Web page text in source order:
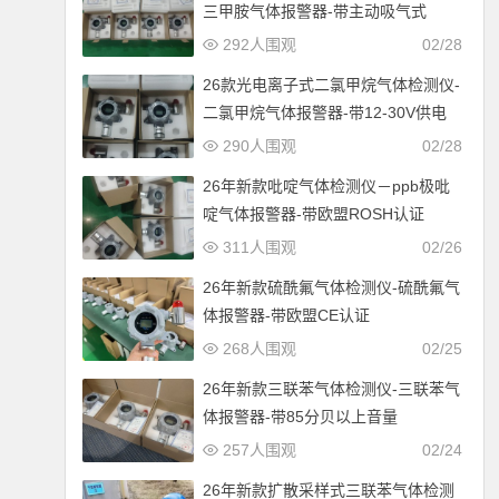
三甲胺气体报警器-带主动吸气式
02/28
292人围观
26款光电离子式二氯甲烷气体检测仪-
二氯甲烷气体报警器-带12-30V供电
02/28
290人围观
26年新款吡啶气体检测仪－ppb极吡
啶气体报警器-带欧盟ROSH认证
02/26
311人围观
26年新款硫酰氟气体检测仪-硫酰氟气
体报警器-带欧盟CE认证
02/25
268人围观
26年新款三联苯气体检测仪-三联苯气
体报警器-带85分贝以上音量
02/24
257人围观
26年新款扩散采样式三联苯气体检测